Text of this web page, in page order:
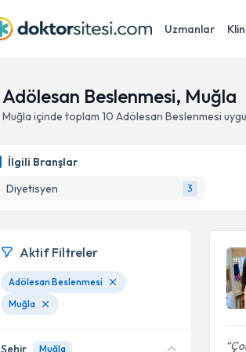
Uzmanlar
Adölesan Beslenmesi, Muğla
Muğla içinde toplam 10 Adölesan Beslenmesi
İlgili Branşlar
Diyetisyen
3
Aktif Filtreler
Adölesan Beslenmesi
Muğla
Şehir Muğla